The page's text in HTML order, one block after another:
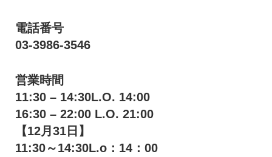
電話番号
03-3986-3546
営業時間
11:30 – 14:30L.O. 14:00
16:30 – 22:00 L.O. 21:00
【12月31日】
11:30～14:30L.o：14：00